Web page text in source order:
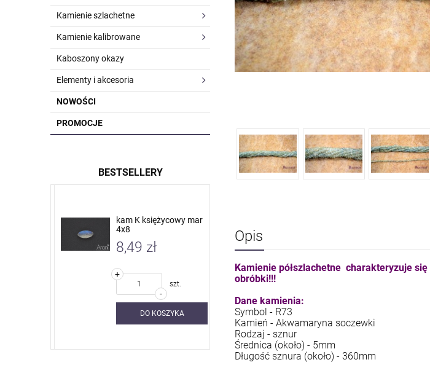
Kamienie szlachetne
Kamienie kalibrowane
Kaboszony okazy
Elementy i akcesoria
NOWOŚCI
PROMOCJE
BESTSELLERY
kam K księżycowy mar
4x8
8,49 zł
-
+
szt.
DO KOSZYKA
4,71 zł
+
Opis
Kamienie półszlachetne charakteryzuje
obróbki!!!
Dane kamienia:
Symbol - R73
Kamień - Akwamaryna soczewki
Rodzaj - sznur
Średnica (około) - 5mm
Długość sznura (około) - 360mm